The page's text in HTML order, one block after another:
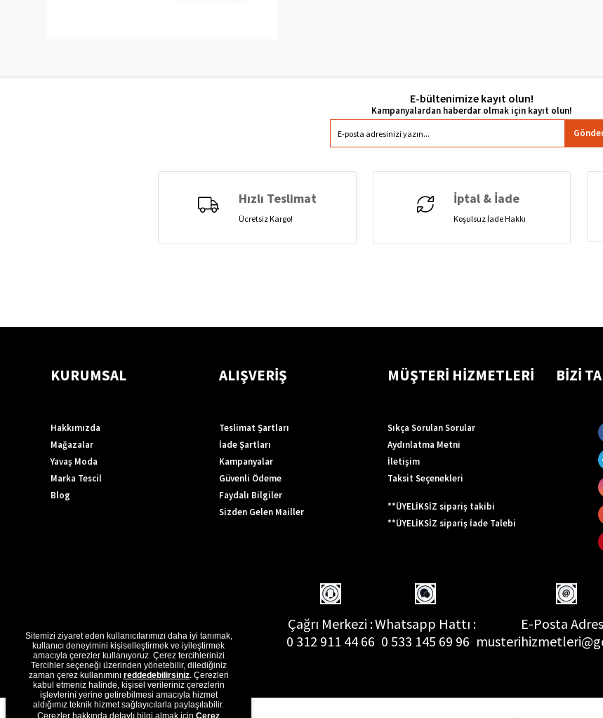
E-bültenimize kayıt olun!
Hızlı Teslimat
Ücretsiz Kargo!
İptal & İade
Koşulsuz İade Hakkı
KURUMSAL
Hakkımızda
Mağazalar
Yavaş Moda
Marka Tescil
Blog
ALIŞVERİŞ
Teslimat Şartları
İade Şartları
Kampanyalar
Güvenli Ödeme
Faydalı Bilgiler
Sizden Gelen Mailler
MÜŞTERİ HİZMETLERİ
Sıkça Sorulan Sorular
Aydınlatma Metni
İletişim
Taksit Seçenekleri
**ÜYELİKSİZ sipariş takibi
**ÜYELİKSİZ sipariş İade Talebi
BİZİ
Çağrı Merkezi :
0 312 911 44 66
Whatsapp Hattı :
0 533 145 69 96
E-Posta
Sitemizi ziyaret eden kullanıcılarımızı daha iyi tanımak,
kullanıcı deneyimini kişiselleştirmek ve iyileştirmek
amacıyla çerezler kullanıyoruz. Çerez tercihlerinizi
Tercihler seçeneği üzerinden yönetebilir, dilediğiniz
zaman çerez kullanımını reddedebilirsiniz. Çerezleri
kabul etmeniz halinde, kişisel verileriniz çerezlerin
işlevlerini yerine getirebilmesi amacıyla hizmet
aldığımız teknik hizmet sağlayıcılarla paylaşılabilir.
Çerezler hakkında detaylı bilgi almak için Çerez